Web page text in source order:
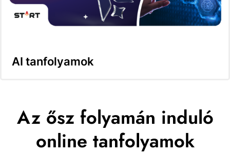
AI tanfolyamok
Az ősz folyamán induló
online tanfolyamok